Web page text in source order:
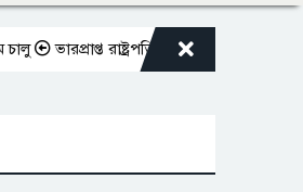
ভারপ্রাপ্ত রাষ্ট্রপতিকে শুভেচ্ছা জানালেন রাসিক